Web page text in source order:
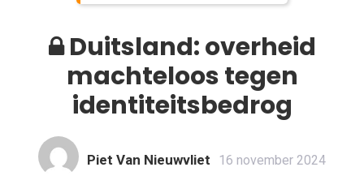
Duitsland: overheid
machteloos tegen
identiteitsbedrog
Piet Van Nieuwvliet 16 november 2024